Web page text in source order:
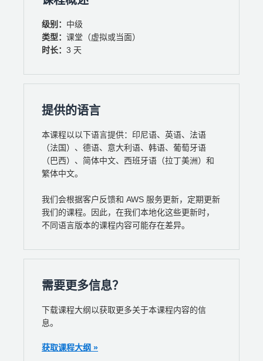
级别： 中级
类型： 课堂（虚拟或当面）
时长： 3 天
提供的语言
本课程以以下语言提供：印尼语、英语、法语
（法国）、德语、意大利语、韩语、葡萄牙语
（巴西）、简体中文、西班牙语（拉丁美洲）和
繁体中文。
我们会根据客户反馈和 AWS 服务更新，定期更新
我们的课程。因此，在我们本地化这些更新时，
不同语言版本的课程内容可能存在差异。
需要更多信息？
下载课程大纲以获取更多关于本课程内容的信
息。
获取课程大纲 »